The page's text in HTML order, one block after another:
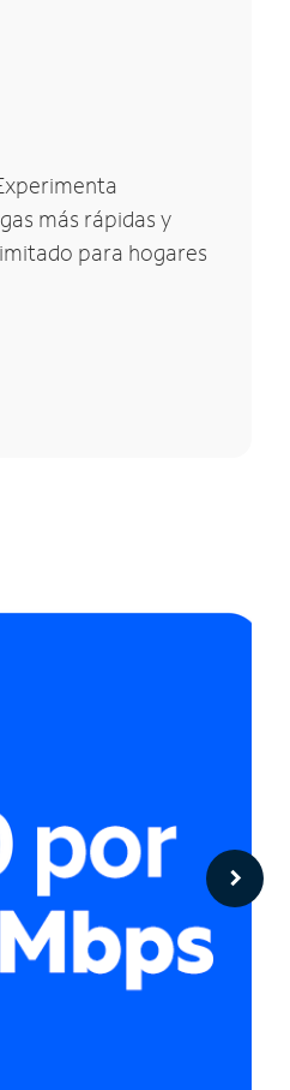
más rápidas y
para hogares